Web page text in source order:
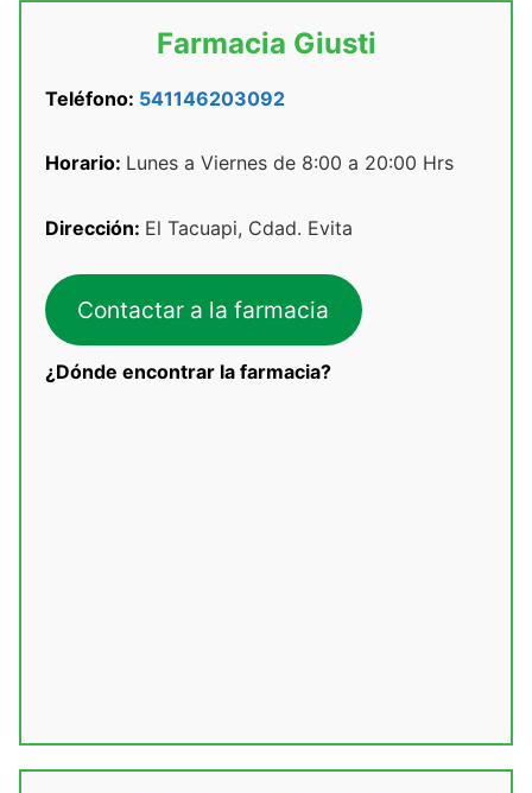
Farmacia Giusti
Teléfono: 541146203092
Horario: Lunes a Viernes de 8:00 a 20:00 Hrs
Dirección: El Tacuapi, Cdad. Evita
Contactar a la farmacia
¿Dónde encontrar la farmacia?